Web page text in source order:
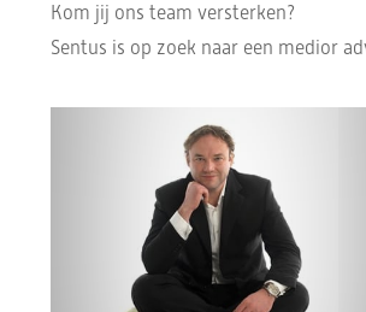
Kom jij ons team versterken?
Sentus is op zoek naar een medior